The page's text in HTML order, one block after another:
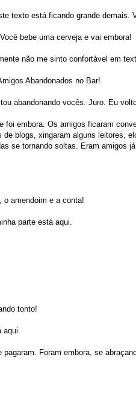
texto está ficando grande demais.
bebe uma cerveja e vai embora!
não me sinto confortável em
Abandonados no Bar!
abandonando vocês. Juro. Eu
foi embora. Os amigos ficaram
de blogs, xingaram alguns leitores,
se tornando soltas. Eram amigos
o amendoim e a conta!
parte está aqui.
tonto!
pagaram. Foram embora, se